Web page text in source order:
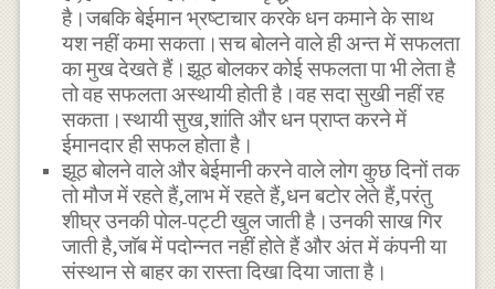
है।जबकि बेईमान भ्रष्टाचार करके धन कमाने के साथ
यश नहीं कमा सकता।सच बोलने वाले ही अन्त में सफलता
का मुख देखते हैं।झूठ बोलकर कोई सफलता पा भी लेता है
तो वह सफलता अस्थायी होती है।वह सदा सुखी नहीं रह
सकता।स्थायी सुख,शांति और धन प्राप्त करने में
ईमानदार ही सफल होता है।
झूठ बोलने वाले और बेईमानी करने वाले लोग कुछ दिनों तक
तो मौज में रहते हैं,लाभ में रहते हैं,धन बटोर लेते हैं,परंतु
शीघ्र उनकी पोल-पट्टी खुल जाती है।उनकी साख गिर
जाती है,जाॅब में पदोन्नत नहीं होते हैं और अंत में कंपनी या
संस्थान से बाहर का रास्ता दिखा दिया जाता है।